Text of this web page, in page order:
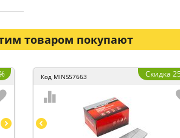
товаром покупают
Код MINS57663 Скидка